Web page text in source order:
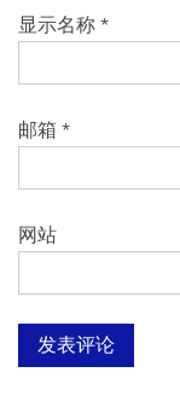
显示名称 *
邮箱 *
网站